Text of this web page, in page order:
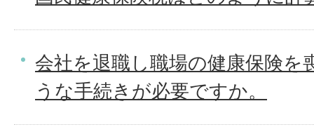
会社を退職し職場の健康保険を
うな手続きが必要ですか。